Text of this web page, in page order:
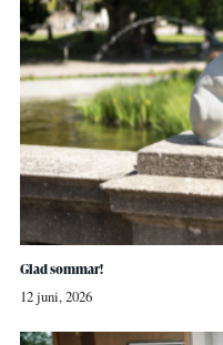
Glad sommar!
12 juni, 2026